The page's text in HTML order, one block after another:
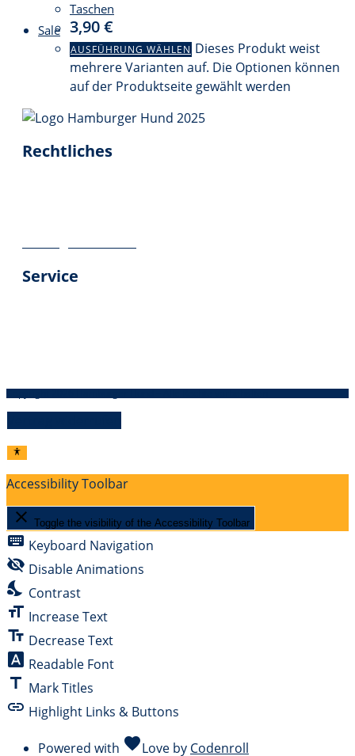
Taschen
Sale 3,90€
AUSFÜHRUNG WÄHLEN Dieses Produkt weist
mehrere Varianten auf. Die Optionen können
auf der Produktseite gewählt werden
Rechtliches
Service
Copyright 2026 Hamburger Hund – Alle Rechte vorbehalten
Accessibility Toolbar
close Toggle the visibility of the Accessibility Toolbar
keyboard Keyboard Navigation
visibility_off Disable Animations
nights_stay Contrast
format_size Increase Text
text_fields Decrease Text
font_download Readable Font
title Mark Titles
link Highlight Links & Buttons
Powered with favoriteLove by Codenroll